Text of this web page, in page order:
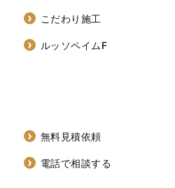
こだわり施工
ルッソペイムF
無料見積依頼
電話で相談する